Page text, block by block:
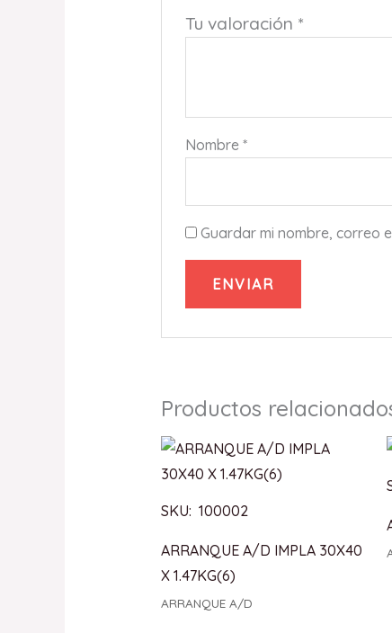
Tu valoración *
Nombre*
Guardar mi nombre, correo
Productos
SKU: 100002
ARRANQUE A/D IMPLA 30X40
X 1.47KG(6)
ARRANQUE A/D